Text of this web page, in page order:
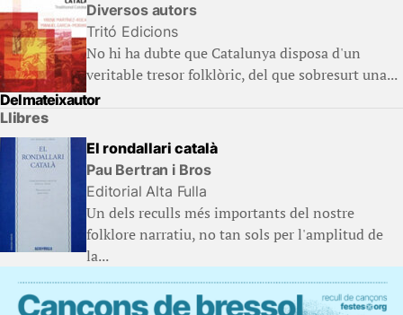
Diversos autors
Tritó Edicions
No hi ha dubte que Catalunya disposa d'un
veritable tresor folklòric, del que sobresurt una...
Del mateix autor
Llibres
El rondallari català
Pau Bertran i Bros
Editorial Alta Fulla
Un dels reculls més importants del nostre
folklore narratiu, no tan sols per l'amplitud de
la...